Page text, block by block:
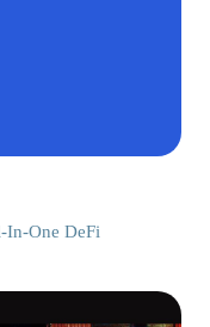
One DeFi